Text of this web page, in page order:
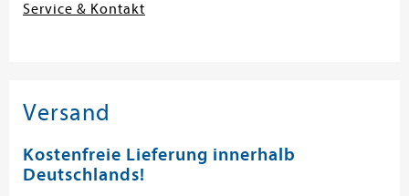
Service & Kontakt
Versand
Kostenfreie Lieferung innerhalb
Deutschlands!